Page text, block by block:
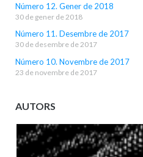
Número 12. Gener de 2018
30 de gener de 2018
Número 11. Desembre de 2017
30 de desembre de 2017
Número 10. Novembre de 2017
23 de novembre de 2017
AUTORS